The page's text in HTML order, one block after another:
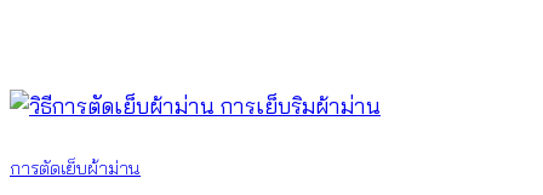
การตัดเย็บผ้าม่าน